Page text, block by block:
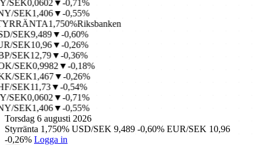
0,0602▼-0,71%
SEK1,406▼-0,55%
1,750%Riksbanken
SEK9,489▼-0,60%
SEK10,96▼-0,26%
SEK12,79▼-0,36%
SEK0,9982▼-0,18%
SEK1,467▼-0,26%
SEK11,73▼-0,54%
0,0602▼-0,71%
SEK1,406▼-0,55%
Torsdag 6 augusti 2026
Styrränta 1,750% USD/SEK 9,489 -0,60% EUR/SEK 10,96
-0,26% Logga in